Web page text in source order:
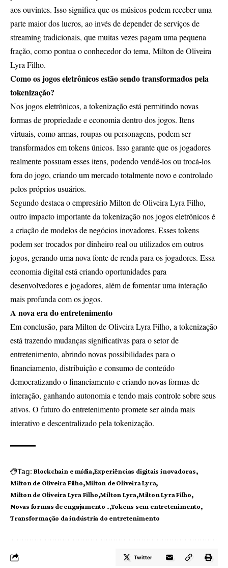
aos ouvintes. Isso significa que os músicos podem receber uma
parte maior dos lucros, ao invés de depender de serviços de
streaming tradicionais, que muitas vezes pagam uma pequena
fração, como pontua o conhecedor do tema, Milton de Oliveira
Lyra Filho.
Como os jogos eletrônicos estão sendo transformados pela
tokenização?
Nos jogos eletrônicos, a tokenização está permitindo novas
formas de propriedade e economia dentro dos jogos. Itens
virtuais, como armas, roupas ou personagens, podem ser
transformados em tokens únicos. Isso garante que os jogadores
realmente possuam esses itens, podendo vendê-los ou trocá-los
fora do jogo, criando um mercado totalmente novo e controlado
pelos próprios usuários.
Segundo destaca o empresário Milton de Oliveira Lyra Filho,
outro impacto importante da tokenização nos jogos eletrônicos é
a criação de modelos de negócios inovadores. Esses tokens
podem ser trocados por dinheiro real ou utilizados em outros
jogos, gerando uma nova fonte de renda para os jogadores. Essa
economia digital está criando oportunidades para
desenvolvedores e jogadores, além de fomentar uma interação
mais profunda com os jogos.
A nova era do entretenimento
Em conclusão, para Milton de Oliveira Lyra Filho, a tokenização
está trazendo mudanças significativas para o setor de
entretenimento, abrindo novas possibilidades para o
financiamento, distribuição e consumo de conteúdo
democratizando o financiamento e criando novas formas de
interação, ganhando autonomia e tendo mais controle sobre seus
ativos. O futuro do entretenimento promete ser ainda mais
interativo e descentralizado pela tokenização.
Tag: Blockchain e mídia Experiências digitais inovadoras
Milton de Oliveira Filho Milton de Oliveira Lyra
Milton de Oliveira Lyra Filho Milton Lyra Milton Lyra Filho
Novas formas de engajamento . Tokens sem entretenimento
Transformação da indústria do entretenimento
Twitter